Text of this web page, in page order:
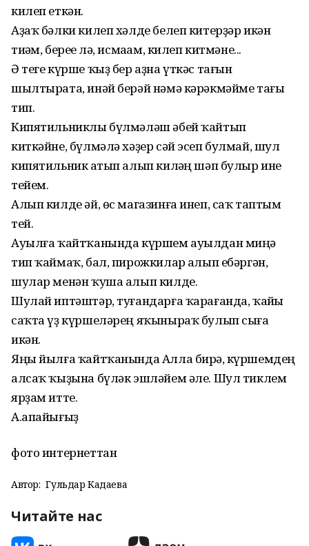
килеп еткән.
Аҙаҡ бәлки килеп хәлде белеп китерҙәр икән
тиһәм, береһе лә, исмаһам, килеп китмәне...
Ә теге күрше ҡыҙ бер аҙна үткәс тағын
шылтырата, инәй берәй нәмә кәрәкмәйме тағы
тип.
Кипятильниклы бүлмәләш әбей ҡайтып
киткәйне, бүлмәлә хәҙер сәй эсеп булмай, шул
кипятильник һатып алып килһәң шәп булыр ине
тейем.
Алып килде әй, өс магазинға инеп, саҡ таптым
тей.
Ауылға ҡайтҡанында күршем ауылдан миңә
тип ҡаймаҡ, бал, пирожкилар һалып ебәргән,
шулар менән ҡуша алып килде.
Шулай иптәштәр, туғандарға ҡарағанда, ҡайһы
саҡта үҙ күршеләрең яҡыныраҡ булып сыға
икән.
Яңы йылға ҡайтҡанында Алла бирһә, күршемдең
алсаҡ ҡыҙына бүләк эшләйем әле. Шул тиклем
ярҙам итте.
А.апайығыҙ
фото интернеттан
Автор: Гульдар Кадаева
Читайте нас